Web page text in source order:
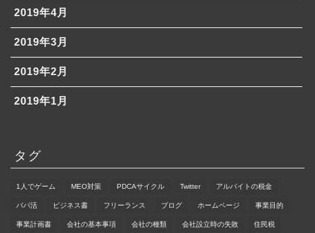
2019年4月
2019年3月
2019年2月
2019年1月
タグ
1人でゲーム MEO対策 PDCAサイクル Twitter アルバイトの税金
パパ活 ビジネス書 フリーランス ブログ ホームページ 事業目的
事業計画書 会社の基本事項 会社の種類 会社設立時の失敗 住民税
ブログ理念